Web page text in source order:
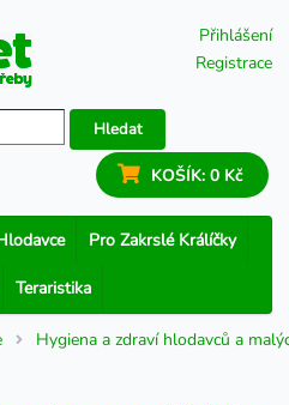
Přihlášení
Registrace
Hledat
KOŠÍK: 0 Kč
Pro Zakrslé Králíčky
Teraristika
Hygiena a zdraví hlodavců a